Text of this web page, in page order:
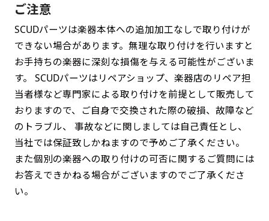
ご注意
SCUDパーツは楽器本体への追加加工なしで取り付けが
できない場合があります。無理な取り付けを行いますと
お手持ちの楽器に深刻な損傷を与える可能性がございま
す。 SCUDパーツはリペアショップ、楽器店のリペア担
当者様など専門家による取り付けを前提として販売して
おりますので、ご自身で交換された際の破損、故障など
のトラブル、 事故などに関しましては自己責任とし、
当社では保証致しかねますので予めご了承ください。
また個別の楽器への取り付けの可否に関するご質問には
お答えできかねる場合がございますのでご了承くださ
い。